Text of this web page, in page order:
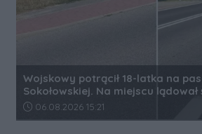
Wojskowy potrącił 18-latka na
Sokołowskiej. Na miejscu lądował
Data dodania artykułu:
06.08.2026 15:21